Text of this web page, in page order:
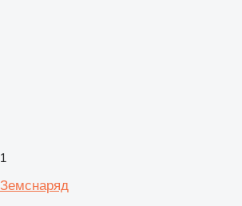
1
Земснаряд